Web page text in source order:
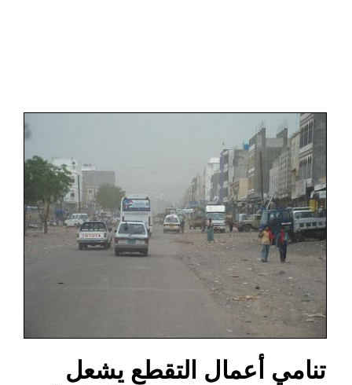
تنامي أعمال التقطع يشعل